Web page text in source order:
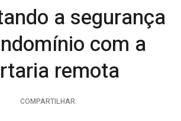
a segurança
com a
remota
COMPARTILHAR: